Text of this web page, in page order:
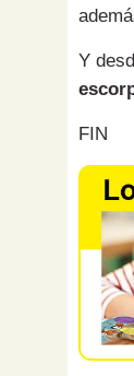
Y
FIN